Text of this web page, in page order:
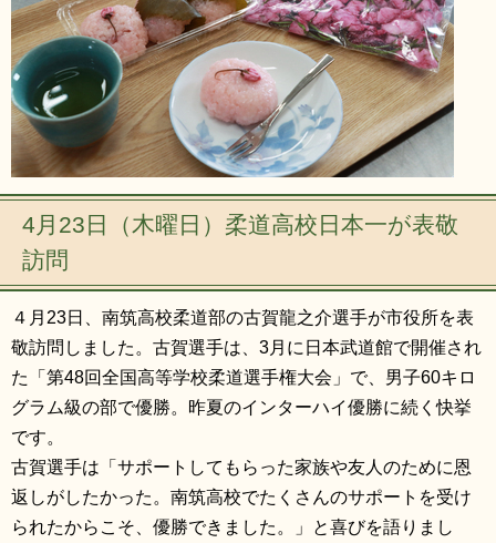
4月23日（木曜日）柔道高校日本一が表敬
訪問
４月23日、南筑高校柔道部の古賀龍之介選手が市役所を表
敬訪問しました。古賀選手は、3月に日本武道館で開催され
た「第48回全国高等学校柔道選手権大会」で、男子60キロ
グラム級の部で優勝。昨夏のインターハイ優勝に続く快挙
です。
古賀選手は「サポートしてもらった家族や友人のために恩
返しがしたかった。南筑高校でたくさんのサポートを受け
られたからこそ、優勝できました。」と喜びを語りまし